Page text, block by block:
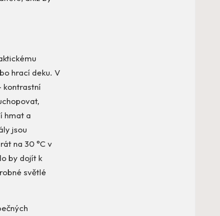
hrací deku. V
kontrastní
hmat a
jsou
na 30 °C v
by dojít k
světlé